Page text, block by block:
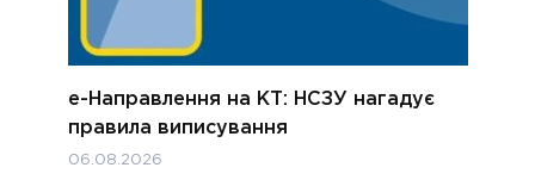
е-Направлення на КТ: НСЗУ нагадує
правила виписування
06.08.2026